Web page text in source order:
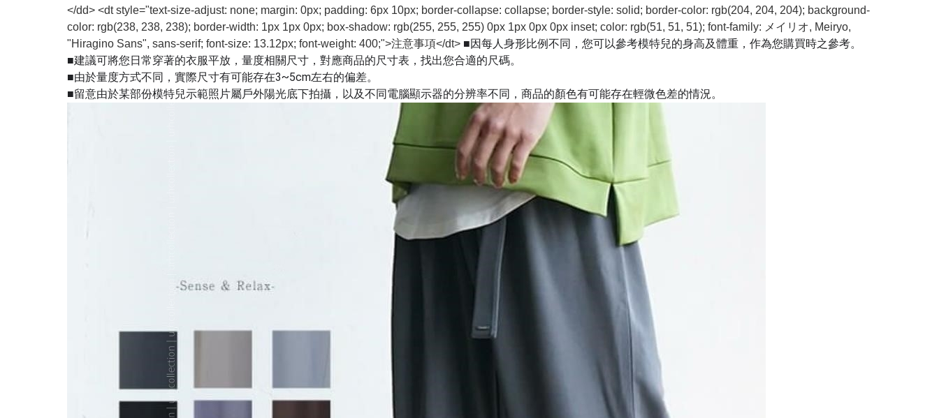
</dd> <dt style="text-size-adjust: none; margin: 0px; padding: 6px 10px; border-collapse: collapse; border-style: solid; border-color: rgb(204, 204, 204); background-
color: rgb(238, 238, 238); border-width: 1px 1px 0px; box-shadow: rgb(255, 255, 255) 0px 1px 0px 0px inset; color: rgb(51, 51, 51); font-family: メイリオ, Meiryo,
"Hiragino Sans", sans-serif; font-size: 13.12px; font-weight: 400;">注意事項</dt> ■因每人身形比例不同，您可以參考模特兒的身高及體重，作為您購買時之參考。
■建議可將您日常穿著的衣服平放，量度相關尺寸，對應商品的尺寸表，找出您合適的尺碼。
■由於量度方式不同，實際尺寸有可能存在3~5cm左右的偏差。
■留意由於某部份模特兒示範照片屬戶外陽光底下拍攝，以及不同電腦顯示器的分辨率不同，商品的顏色有可能存在輕微色差的情況。